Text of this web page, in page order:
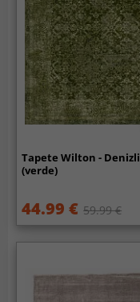
Tapete Wilton - Denizli
(verde)
44.99 € 59.99 €